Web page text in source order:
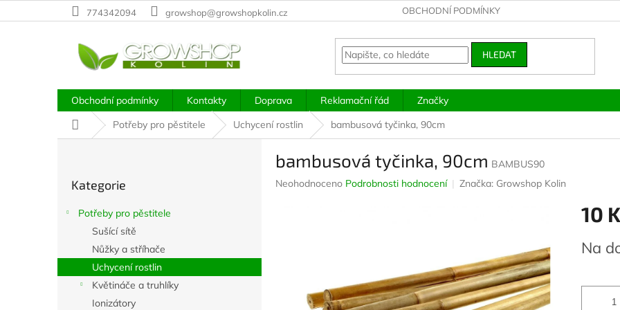
na
774342094 growshop@growshopkolin.cz OBCHODNÍ PODMÍNKY
HLEDAT
Obchodní podmínky Kontakty Doprava Reklamační řád
Značky
Domů
Potřeby pro pěstitele Uchycení rostlin bambusová tyčinka, 90cm
kategorie
Kategorie
Potřeby pro pěstitele
Sušící sítě
Nůžky a stříhače
Uchycení rostlin
Květináče a truhlíky
Ionizátory
bambusová tyčinka, 90cm BAMBUS90
Průměrné
Neohodnoceno Podrobnosti hodnocení Značka: Growshop Kolin
10
cena:
Na